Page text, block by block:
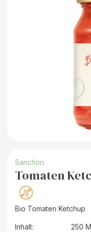
Sanchon
Tomaten
Bio Tomaten Ketchup
Inhalt:
250